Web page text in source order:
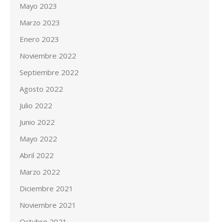
Mayo 2023
Marzo 2023
Enero 2023
Noviembre 2022
Septiembre 2022
Agosto 2022
Julio 2022
Junio 2022
Mayo 2022
Abril 2022
Marzo 2022
Diciembre 2021
Noviembre 2021